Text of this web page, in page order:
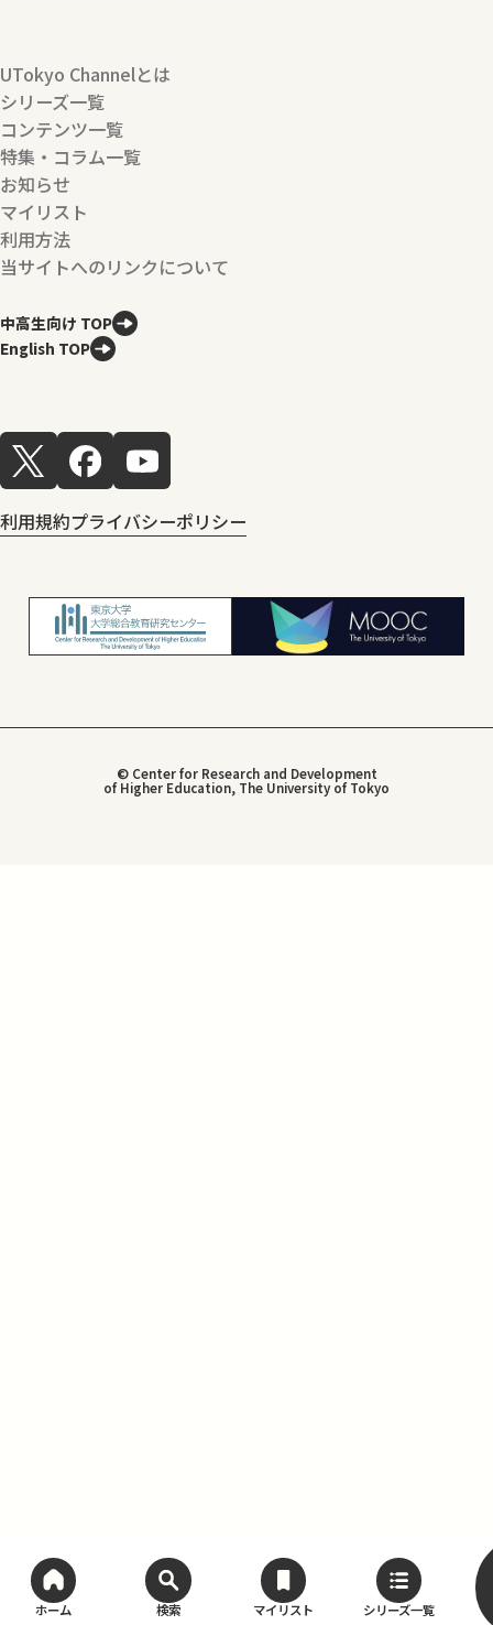
ホーム 検索 マイリスト シリーズ一覧
UTokyo Channelとは
シリーズ一覧
コンテンツ一覧
特集・コラム一覧
お知らせ
マイリスト
利用方法
当サイトへのリンクについて
中高生向け TOP
English TOP
利用規約プライバシーポリシー
© Center for Research and Development
of Higher Education, The University of Tokyo